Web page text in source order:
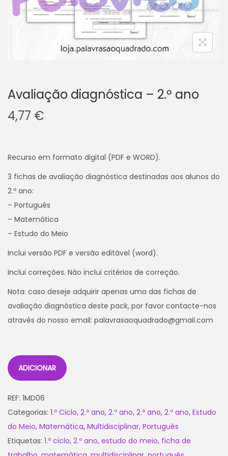
e
g
t
e
Avaliação diagnóstica – 2.º ano
4,77 €
Recurso em formato digital (PDF e WORD).
3 fichas de avaliação diagnóstica destinadas aos alunos do
2.º ano:
– Português
– Matemática
– Estudo do Meio
Inclui versão PDF e versão editável (word).
Inclui correções. Não inclui critérios de correção.
Nota: caso deseje adquirir apenas uma das fichas de
avaliação diagnóstica deste pack, por favor contacte-nos
através do nosso email: palavrasaoquadrado@gmail.com
ADICIONAR
REF: 1MD06
Categorias: 1.º Ciclo, 2.º ano, 2.º ano, 2.º ano, 2.º ano, Estudo
do Meio, Matemática, Multidisciplinar, Português
Etiquetas: 1.º ciclo, 2.º ano, estudo do meio, ficha de